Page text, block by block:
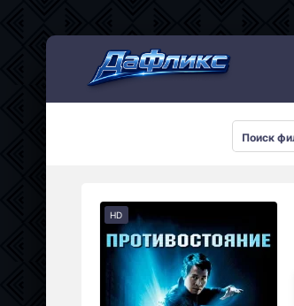
HD
Мультсериалы